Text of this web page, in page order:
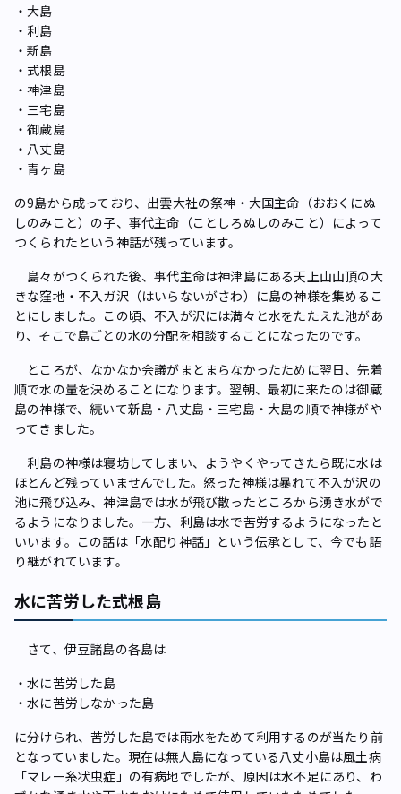
・大島
・利島
・新島
・式根島
・神津島
・三宅島
・御蔵島
・八丈島
・青ヶ島
の9島から成っており、出雲大社の祭神・大国主命（おおくにぬ
しのみこと）の子、事代主命（ことしろぬしのみこと）によって
つくられたという神話が残っています。
島々がつくられた後、事代主命は神津島にある天上山山頂の大
きな窪地・不入ガ沢（はいらないがさわ）に島の神様を集めるこ
とにしました。この頃、不入が沢には満々と水をたたえた池があ
り、そこで島ごとの水の分配を相談することになったのです。
ところが、なかなか会議がまとまらなかったために翌日、先着
順で水の量を決めることになります。翌朝、最初に来たのは御蔵
島の神様で、続いて新島・八丈島・三宅島・大島の順で神様がや
ってきました。
利島の神様は寝坊してしまい、ようやくやってきたら既に水は
ほとんど残っていませんでした。怒った神様は暴れて不入が沢の
池に飛び込み、神津島では水が飛び散ったところから湧き水がで
るようになりました。一方、利島は水で苦労するようになったと
いいます。この話は「水配り神話」という伝承として、今でも語
り継がれています。
水に苦労した式根島
さて、伊豆諸島の各島は
・水に苦労した島
・水に苦労しなかった島
に分けられ、苦労した島では雨水をためて利用するのが当たり前
となっていました。現在は無人島になっている八丈小島は風土病
「マレー糸状虫症」の有病地でしたが、原因は水不足にあり、わ